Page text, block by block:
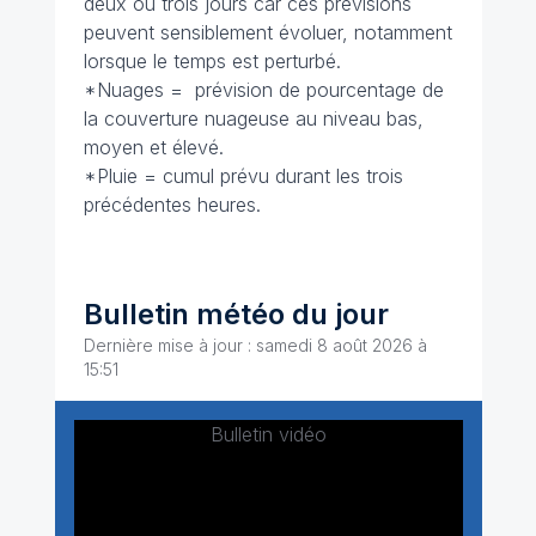
peuvent sensiblement évoluer, notamment
lorsque le temps est perturbé.
*Nuages = prévision de pourcentage de
la couverture nuageuse au niveau bas,
moyen et élevé.
*Pluie = cumul prévu durant les trois
précédentes heures.
Bulletin météo du jour
Dernière mise à jour : samedi 8 août 2026 à
15:51
Bulletin vidéo